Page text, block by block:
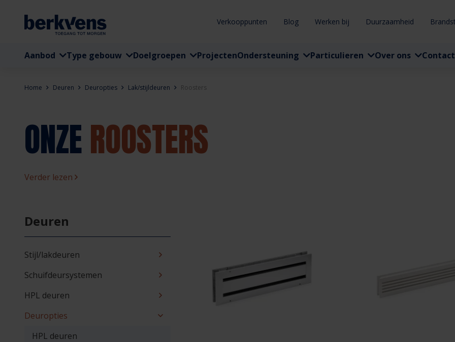
Verkooppunten Blog Werken bij Duurzaamheid
Aanbod Type gebouw Doelgroepen ProjectenOndersteuning Particulieren Over ons Contact
Home Deuren Deuropties Lak/stijldeuren Roosters
ONZEROOSTERS
Verder lezen
Deuren
Stijl/lakdeuren
Schuifdeursystemen
HPL deuren
Deuropties
HPL deuren